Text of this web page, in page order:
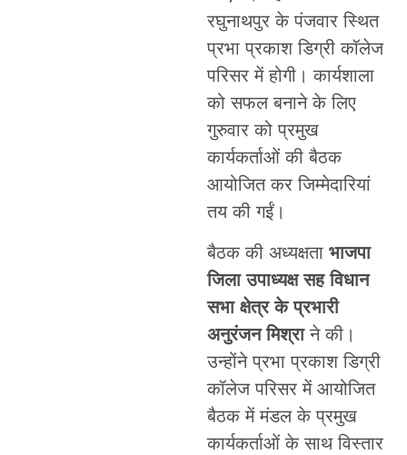
रघुनाथपुर के पंजवार स्थित
प्रभा प्रकाश डिग्री कॉलेज
परिसर में होगी। कार्यशाला
को सफल बनाने के लिए
गुरुवार को प्रमुख
कार्यकर्ताओं की बैठक
आयोजित कर जिम्मेदारियां
तय की गईं।
बैठक की अध्यक्षता भाजपा
जिला उपाध्यक्ष सह विधान
सभा क्षेत्र के प्रभारी
अनुरंजन मिश्राने की।
उन्होंने प्रभा प्रकाश डिग्री
कॉलेज परिसर में आयोजित
बैठक में मंडल के प्रमुख
कार्यकर्ताओं के साथ विस्तार